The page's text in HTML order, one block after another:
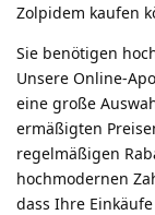
Zolpidem kaufen
Sie benötigen
Unsere Online-
eine große
ermäßigten
regelmäßigen
hochmodernen
dass Ihre